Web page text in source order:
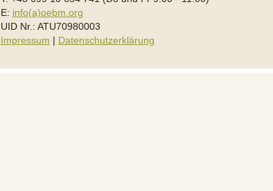
E: info(a)oebm.org
UID Nr.: ATU70980003
Impressum
Datenschutzerklärung